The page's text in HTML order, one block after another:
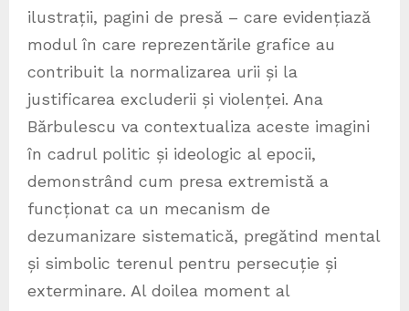
ilustrații, pagini de presă – care evidențiază
modul în care reprezentările grafice au
contribuit la normalizarea urii și la
justificarea excluderii și violenței. Ana
Bărbulescu va contextualiza aceste imagini
în cadrul politic și ideologic al epocii,
demonstrând cum presa extremistă a
funcționat ca un mecanism de
dezumanizare sistematică, pregătind mental
și simbolic terenul pentru persecuție și
exterminare. Al doilea moment al